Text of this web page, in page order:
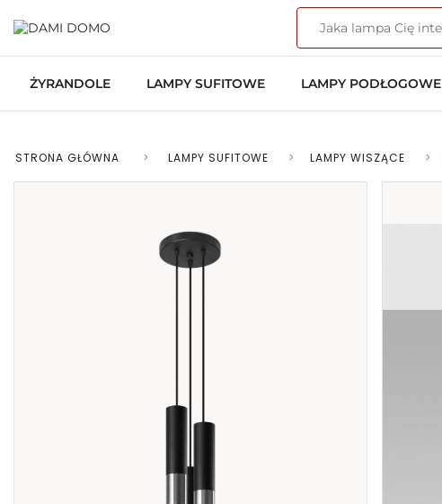
ŻYRANDOLE LAMPY SUFITOWE LAMPY PODŁOGOWE
STRONA GŁÓWNA > LAMPY SUFITOWE > LAMPY WISZĄCE >